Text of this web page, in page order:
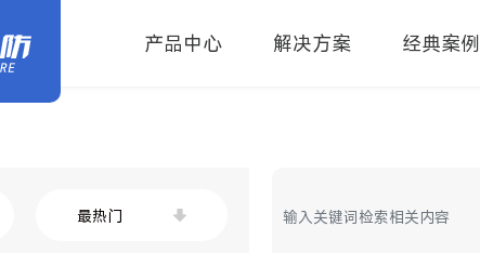
产品中心 解决方案 经典案例
最热门